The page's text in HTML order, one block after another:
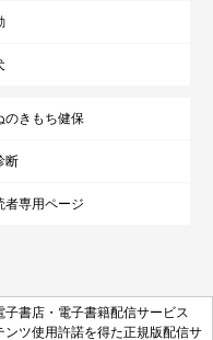
のきもち健保
断
者専用ページ
子書店・電子書籍配信サービス
ツ使用許諾を得た正規版配信サ